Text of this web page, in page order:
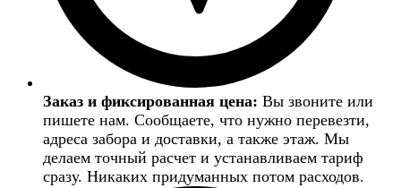
Заказ и фиксированная цена: Вы звоните или
пишете нам. Сообщаете, что нужно перевезти,
адреса забора и доставки, а также этаж. Мы
делаем точный расчет и устанавливаем тариф
сразу. Никаких придуманных потом расходов.